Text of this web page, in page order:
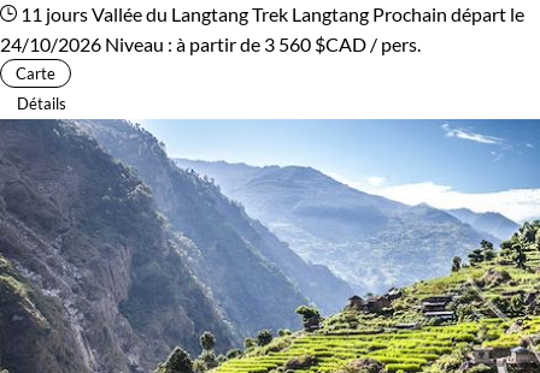
11 joursVallée du LangtangTrek Langtang Prochain départ le
24/10/2026 Niveau : à partir de 3 560 $CAD / pers.
Carte
Détails